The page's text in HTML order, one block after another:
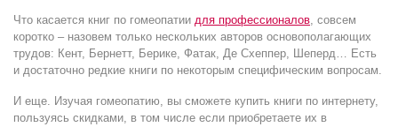
Что касается книг по гомеопатии для профессионалов, совсем
коротко – назовем только нескольких авторов основополагающих
трудов: Кент, Бернетт, Берике, Фатак, Де Схеппер, Шеперд… Есть
и достаточно редкие книги по некоторым специфическим вопросам.
И еще. Изучая гомеопатию, вы сможете купить книги по интернету,
пользуясь скидками, в том числе если приобретаете их в